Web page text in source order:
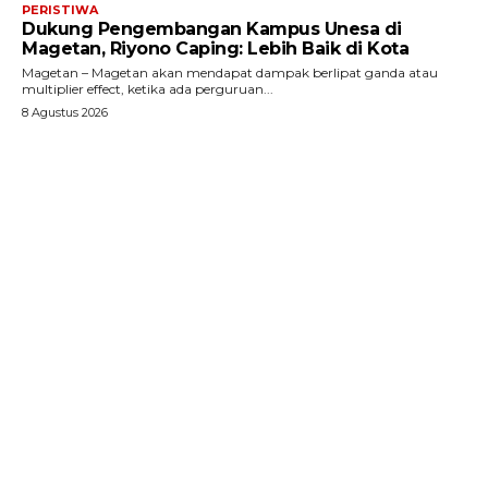
PERISTIWA
Dukung Pengembangan Kampus Unesa di
Magetan, Riyono Caping: Lebih Baik di Kota
Magetan – Magetan akan mendapat dampak berlipat ganda atau
multiplier effect, ketika ada perguruan...
8 Agustus 2026